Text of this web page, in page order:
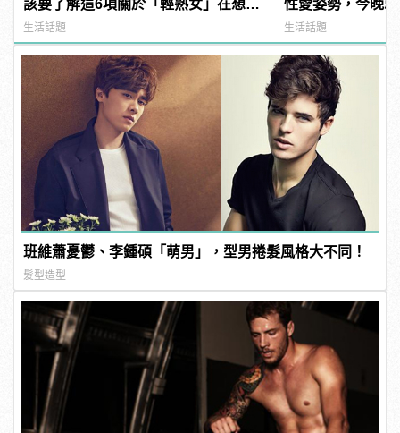
該要了解這6項關於「輕熟女」在想什
麼
生活話題
性愛姿勢，今晚
天！ |
生活話題
班維蕭憂鬱、李鍾碩「萌男」，型男捲髮風格大不同！
髮型造型